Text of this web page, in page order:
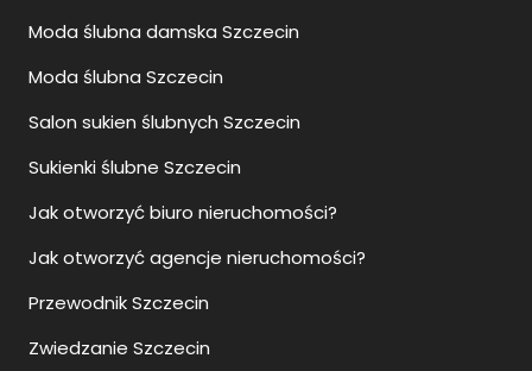
Moda ślubna damska Szczecin
Moda ślubna Szczecin
Salon sukien ślubnych Szczecin
Sukienki ślubne Szczecin
Jak otworzyć biuro nieruchomości?
Jak otworzyć agencje nieruchomości?
Przewodnik Szczecin
Zwiedzanie Szczecin